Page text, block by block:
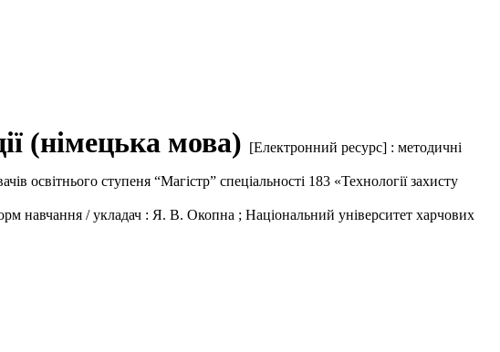
(німецька мова) [Електронний ресурс] : методичні
освітнього ступеня “Магістр” спеціальності 183 «Технології захисту
навчання / укладач : Я. В. Окопна ; Національний університет харчових